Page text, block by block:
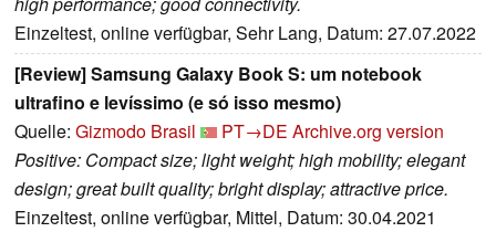
Einzeltest, online verfügbar, Sehr Lang, Datum: 27.07.2022
[Review] Samsung Galaxy Book S: um notebook
ultrafino e levíssimo (e só isso mesmo)
Quelle: Gizmodo Brasil PT→DE Archive.org version
Positive: Compact size; light weight; high mobility; elegant
design; great built quality; bright display; attractive price.
Einzeltest, online verfügbar, Mittel, Datum: 30.04.2021